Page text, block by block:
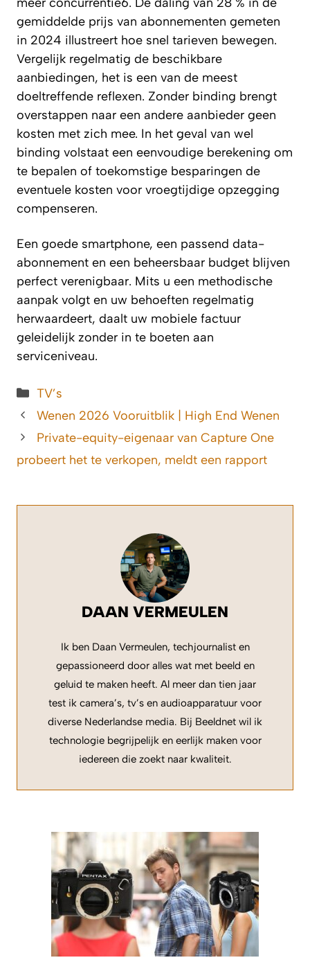
gemiddelde prijs van abonnementen gemeten
in 2024 illustreert hoe snel tarieven bewegen.
Vergelijk regelmatig de beschikbare
aanbiedingen, het is een van de meest
doeltreffende reflexen. Zonder binding brengt
overstappen naar een andere aanbieder geen
kosten met zich mee. In het geval van wel
binding volstaat een eenvoudige berekening om
te bepalen of toekomstige besparingen de
eventuele kosten voor vroegtijdige opzegging
compenseren.
Een goede smartphone, een passend data-
abonnement en een beheersbaar budget blijven
perfect verenigbaar. Mits u een methodische
aanpak volgt en uw behoeften regelmatig
herwaardeert, daalt uw mobiele factuur
geleidelijk zonder in te boeten aan
serviceniveau.
Categorieën
TV’s
Wenen 2026 Vooruitblik | High End Wenen
Private-equity-eigenaar van Capture One
probeert het te verkopen, meldt een rapport
DAAN VERMEULEN
Ik ben Daan Vermeulen, techjournalist en
gepassioneerd door alles wat met beeld en
geluid te maken heeft. Al meer dan tien jaar
test ik camera’s, tv’s en audioapparatuur voor
diverse Nederlandse media. Bij Beeldnet wil ik
technologie begrijpelijk en eerlijk maken voor
iedereen die zoekt naar kwaliteit.